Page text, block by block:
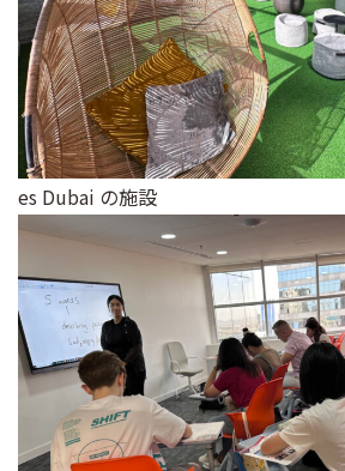
es Dubai の施設